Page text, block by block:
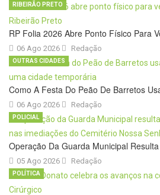
RP Folia 2026 Abre Ponto Físico Para
06 Ago 2026
RIBEIRÃO PRETO
Redação
Como A Festa Do Peão De Barretos
06 Ago 2026
OUTRAS CIDADES
Redação
Operação Da Guarda Municipal
05 Ago 2026
POLICIAL
Redação
POLÍTICA